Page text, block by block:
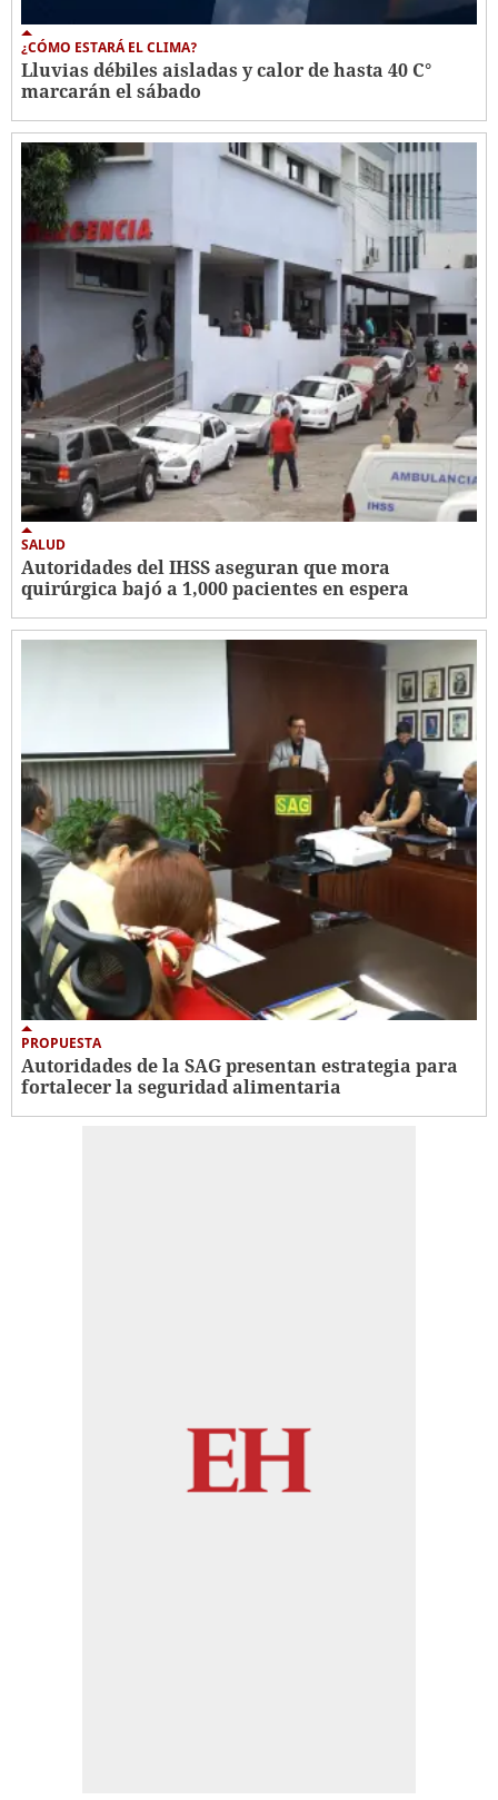
¿CÓMO ESTARÁ EL CLIMA?
Lluvias débiles aisladas y calor de hasta 40 C°
marcarán el sábado
SALUD
Autoridades del IHSS aseguran que mora
quirúrgica bajó a 1,000 pacientes en espera
PROPUESTA
Autoridades de la SAG presentan estrategia para
fortalecer la seguridad alimentaria